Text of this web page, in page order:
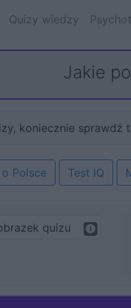
Quizy wiedzy
Jakie
koniecznie sprawdź
Polsce Test IQ